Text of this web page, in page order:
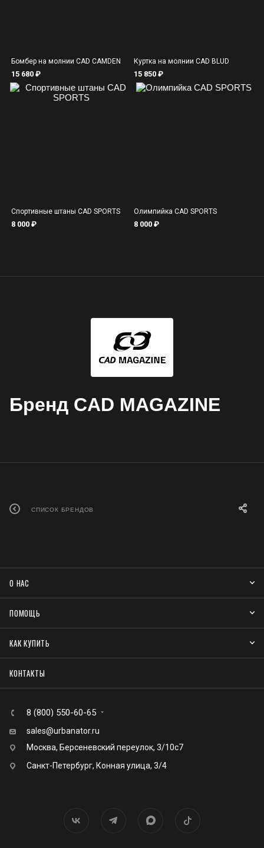
Бомбер на молнии CAD CAMDEN
15 680 ₽
Куртка на молнии CAD BLUD
15 850 ₽
Спортивные штаны CAD SPORTS
8 000 ₽
Олимпийка CAD SPORTS
8 000 ₽
Бренд CAD MAGAZINE
СПИСОК БРЕНДОВ
О НАС
ПОМОЩЬ
КАК КУПИТЬ
КОНТАКТЫ
8 (800) 550-60-65
sales@urbanator.ru
Москва, Берсеневский переулок, 3/10с7
Санкт-Петербург, Конная улица, 3/4